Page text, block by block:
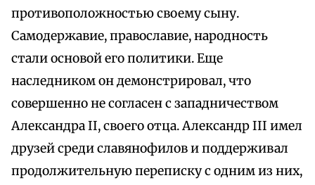
противоположностью своему сыну.
Самодержавие, православие, народность
стали основой его политики. Еще
наследником он демонстрировал, что
совершенно не согласен с западничеством
Александра II, своего отца. Александр III имел
друзей среди славянофилов и поддерживал
продолжительную переписку с одним из них,